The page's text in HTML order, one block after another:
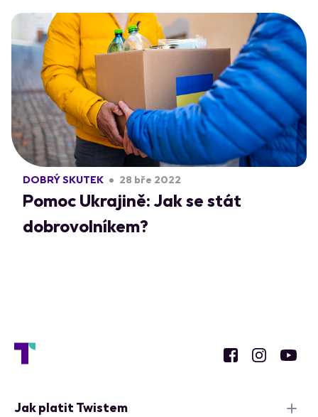
DOBRÝ SKUTEK 28 bře 2022
Pomoc Ukrajině: Jak se stát
dobrovolníkem?
Jak platit Twistem